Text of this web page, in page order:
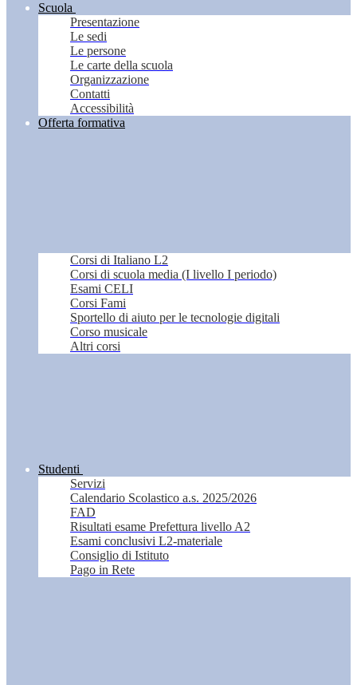
Scuola
Presentazione
Le sedi
Le persone
Le carte della scuola
Organizzazione
Contatti
Accessibilità
Offerta formativa
Corsi di Italiano L2
Corsi di scuola media (I livello I periodo)
Esami CELI
Corsi Fami
Sportello di aiuto per le tecnologie digitali
Corso musicale
Altri corsi
Studenti
Servizi
Calendario Scolastico a.s. 2025/2026
FAD
Risultati esame Prefettura livello A2
Esami conclusivi L2-materiale
Consiglio di Istituto
Pago in Rete